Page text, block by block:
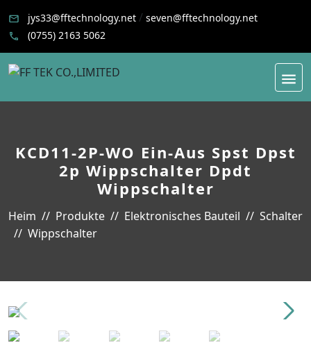
jys33@fftechnology.net / seven@fftechnology.net
(0755) 2163 5062
KCD11-2P-WO Ein-Aus Spst Dpst
2p Wippschalter Dpdt
Wippschalter
Heim Produkte Elektronisches Bauteil
Schalter
Wippschalter